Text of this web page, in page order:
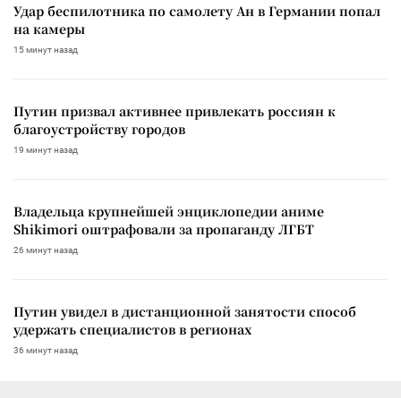
Удар беспилотника по самолету Ан в Германии попал
на камеры
15 минут назад
Путин призвал активнее привлекать россиян к
благоустройству городов
19 минут назад
Владельца крупнейшей энциклопедии аниме
Shikimori оштрафовали за пропаганду ЛГБТ
26 минут назад
Путин увидел в дистанционной занятости способ
удержать специалистов в регионах
36 минут назад